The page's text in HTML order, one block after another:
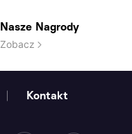
Nasze Nagrody
Zobacz
Kontakt